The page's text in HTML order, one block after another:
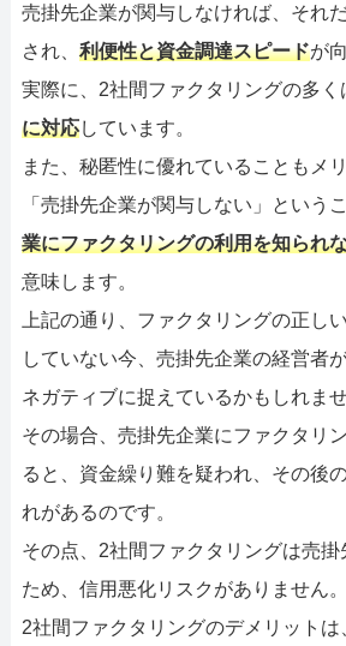
売掛先企業が関与しなければ、それ
され、 利便性と資金調達スピードが
実際に、2社間ファクタリングの多く
に対応しています。
また、秘匿性に優れていることもメ
「売掛先企業が関与しない」というこ
業にファクタリングの利用を知られ
意味します。
上記の通り、ファクタリングの正し
していない今、売掛先企業の経営者
ネガティブに捉えているかもしれませ
その場合、売掛先企業にファクタリ
ると、資金繰り難を疑われ、その後
れがあるのです。
その点、2社間ファクタリングは売
ため、信用悪化リスクがありません。
2社間ファクタリングのデメリットは